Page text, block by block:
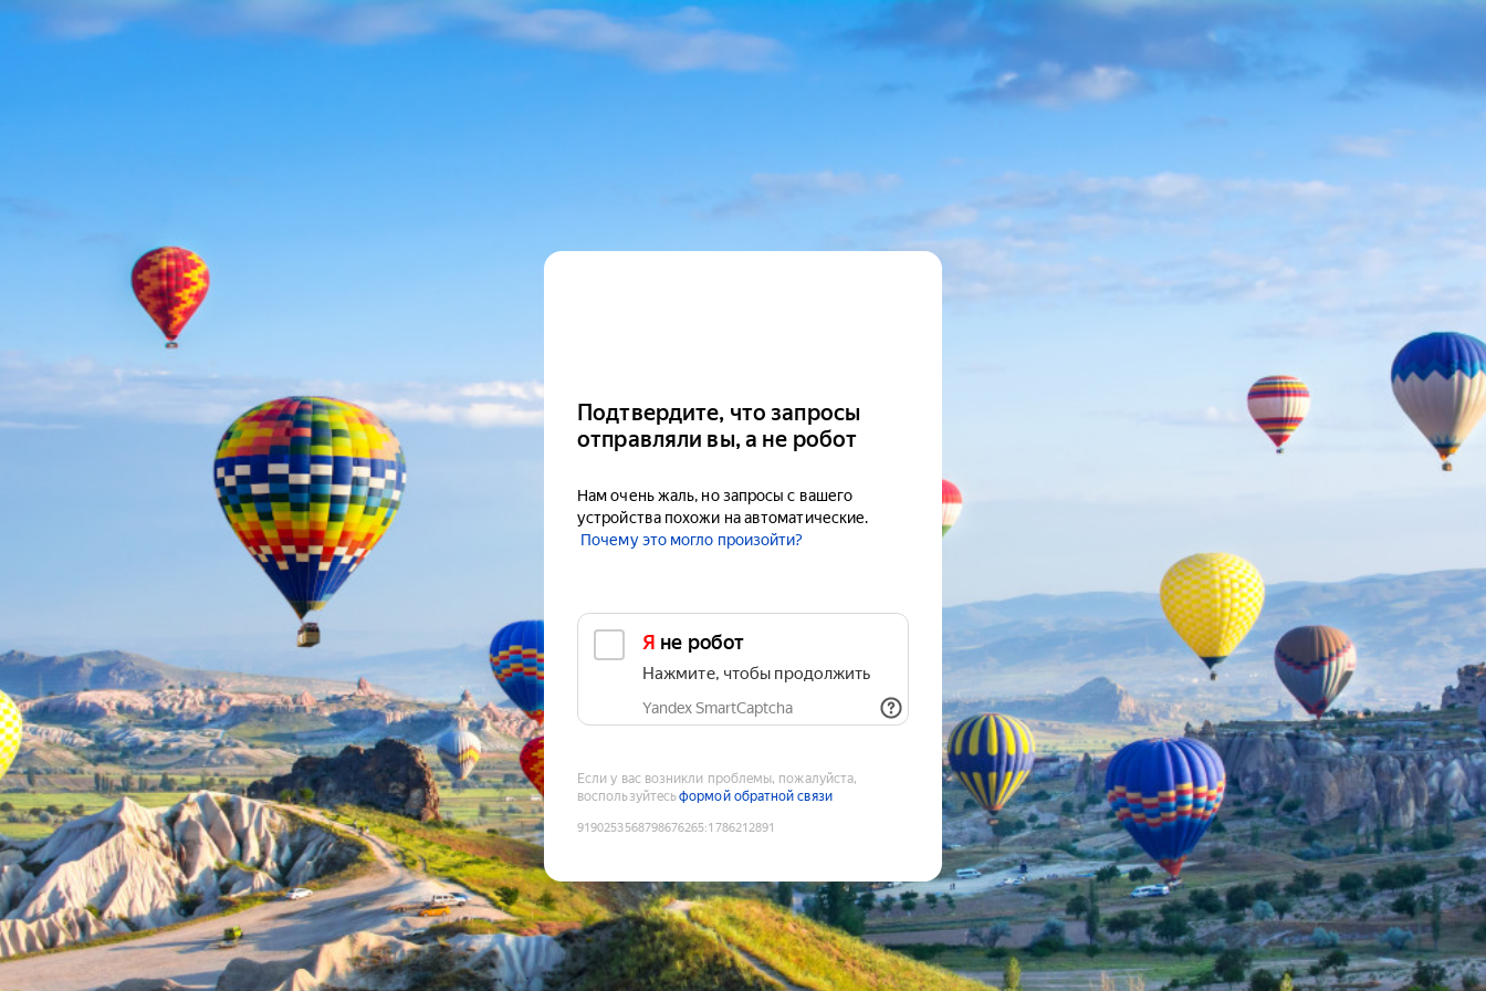
Подтвердите, что запросы
отправляли вы, а не робот
Нам очень жаль, но запросы с вашего
устройства похожи на автоматические.
Почему это могло произойти?
Я не робот
Нажмите, чтобы продолжить
Yandex SmartCaptcha
Если у вас возникли проблемы, пожалуйста,
воспользуйтесьформой обратной связи
9190253568798676265:1786212891